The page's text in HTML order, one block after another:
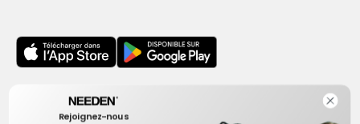
Bureau
One Dundas Street West Suite 2500
Rejoignez-nous